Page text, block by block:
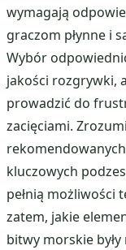
wymagają
graczom płynne i
Wybór
jakości rozgrywki,
prowadzić do
zacięciami.
kluczowych
pełnią możliwości
zatem, jakie
bitwy morskie